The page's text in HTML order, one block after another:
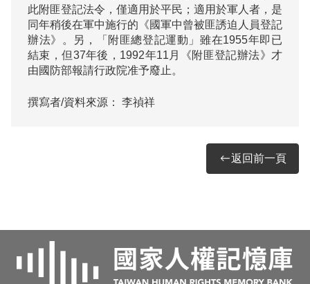
此附匪登記法令，僅適用於平民；適用於軍人者，是
同年稍後在軍中施行的《國軍中曾被匪誘迫人員登記
辦法》。另，「附匪總登記運動」雖在1955年即已
結束，但37年後，1992年11月《附匪登記辦法》才
撰寫者/資料來源： 李禎祥
返回前一頁